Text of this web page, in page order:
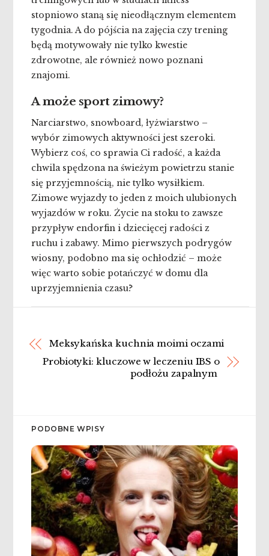
stopniowo staną się nieodłącznym elementem
tygodnia. A do pójścia na zajęcia czy trening
będą motywowały nie tylko kwestie
zdrowotne, ale również nowo poznani
znajomi.
A może sport zimowy?
Narciarstwo, snowboard, łyżwiarstwo –
wybór zimowych aktywności jest szeroki.
Wybierz coś, co sprawia Ci radość, a każda
chwila spędzona na świeżym powietrzu stanie
się przyjemnością, nie tylko wysiłkiem.
Zimowe wyjazdy to jeden z moich ulubionych
wyjazdów w roku. Życie na stoku to zawsze
przypływ endorfin i dziecięcej radości z
ruchu i zabawy. Mimo pierwszych podrygów
wiosny, podobno ma się ochłodzić – może
więc warto sobie potańczyć w domu dla
uprzyjemnienia czasu?
Meksykańska kuchnia moimi oczami
Probiotyki: kluczowe w leczeniu IBS o
podłożu zapalnym
PODOBNE WPISY